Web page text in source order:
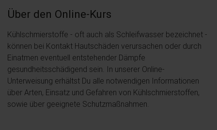
Über den Online-Kurs
Kühlschmierstoffe - oft auch als Schleifwasser bezeichnet -
können bei Kontakt Hautschäden verursachen oder durch
Einatmen eventuell entstehender Dämpfe
gesundheitsschädigend sein. In unserer Online-
Unterweisung erhältst Du alle notwendigen Informationen
über Arten, Einsatz und Gefahren von Kühlschmierstoffen,
sowie über geeignete Schutzmaßnahmen.